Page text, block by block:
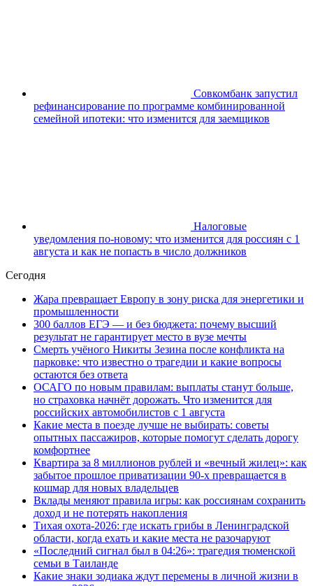
Совкомбанк запустил
рефинансирование по программе комбинированной
семейной ипотеки: что изменится для заемщиков
Налоговые
уведомления по-новому: что изменится для россиян с 1
августа и как не попасть в число должников
Сегодня
Жара превращает Европу в зону риска для энергетики и
промышленности
300 баллов ЕГЭ — и без бюджета: почему высший
результат не гарантирует место в вузе мечты
Смерть учёного Никиты Зезина после конфликта на
парковке: что известно о трагедии и какие вопросы
остаются без ответа
ОСАГО по новым правилам: выплаты станут больше,
но страховка начнёт дорожать. Что изменится для
российских автомобилистов с 1 августа
Какие места в поезде лучше не выбирать: советы
опытных пассажиров, которые помогут сделать дорогу
комфортнее
Квартира за 8 миллионов рублей и «вечный жилец»: как
забытое прошлое приватизации 90-х превращается в
кошмар для новых владельцев
Вклады меняют правила игры: как россиянам сохранить
доход и не потерять накопления
Тихая охота-2026: где искать грибы в Ленинградской
области, когда ехать и какие места не разочаруют
«Последний сигнал был в 04:26»: трагедия тюменской
семьи в Таиланде
Какие знаки зодиака ждут перемены в личной жизни в